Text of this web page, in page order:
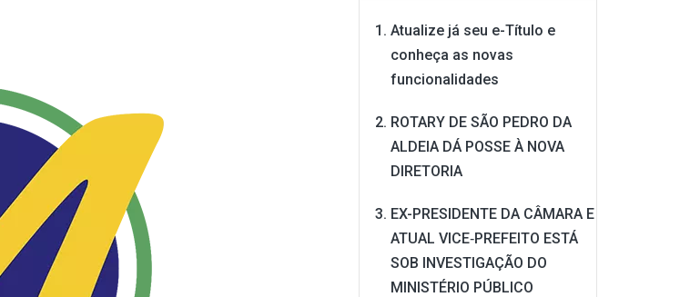
Atualize já seu e-Título e
conheça as novas
funcionalidades
ROTARY DE SÃO PEDRO DA
ALDEIA DÁ POSSE À NOVA
DIRETORIA
EX-PRESIDENTE DA CÂMARA E
ATUAL VICE‑PREFEITO ESTÁ
SOB INVESTIGAÇÃO DO
MINISTÉRIO PÚBLICO